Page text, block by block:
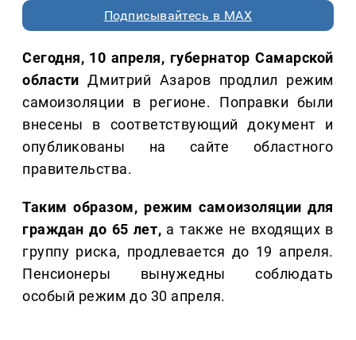
Подписывайтесь в MAX
Сегодня, 10 апреля, губернатор Самарской
области Дмитрий Азаров продлил режим
самоизоляции в регионе. Поправки были
внесены в соответствующий документ и
опубликованы на сайте областного
правительства.
Таким образом, режим самоизоляции для
граждан до 65 лет, а также не входящих в
группу риска, продлевается до 19 апреля.
Пенсионеры вынужедны соблюдать
особый режим до 30 апреля.